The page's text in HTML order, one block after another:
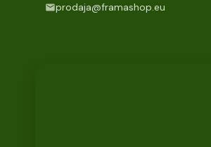
prodaja@framashop.eu